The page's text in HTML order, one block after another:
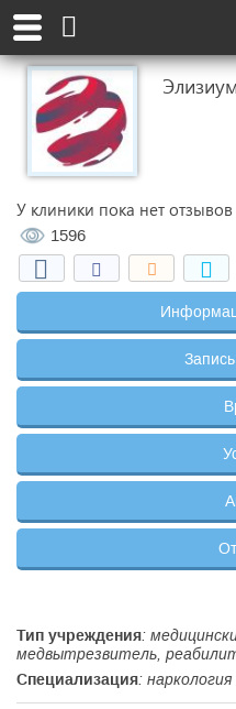
У клиники пока нет отзывов
1596
Тип учреждения:
медвытрезвитель,
Специализация: наркология